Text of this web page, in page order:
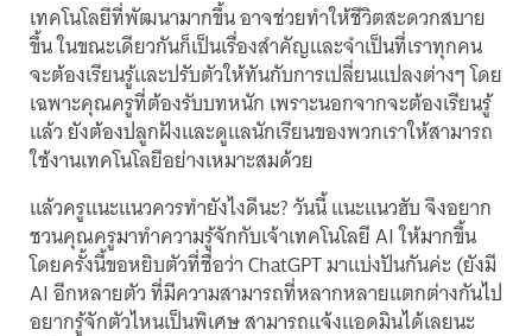
เทคโนโลยีที่พัฒนามากขึ้น อาจช่วยทำให้ชีวิตสะดวกสบาย
ขึ้น ในขณะเดียวกันก็เป็นเรื่องสำคัญและจำเป็นที่เราทุกคน
จะต้องเรียนรู้และปรับตัวให้ทันกับการเปลี่ยนแปลงต่างๆ โดย
เฉพาะคุณครูที่ต้องรับบทหนัก เพราะนอกจากจะต้องเรียนรู้
แล้ว ยังต้องปลูกฝังและดูแลนักเรียนของพวกเราให้สามารถ
ใช้งานเทคโนโลยีอย่างเหมาะสมด้วย
แล้วครูแนะแนวควรทำยังไงดีนะ? วันนี้ แนะแนวฮับ จึงอยาก
ชวนคุณครูมาทำความรู้จักกับเจ้าเทคโนโลยี AI ให้มากขึ้น
โดยครั้งนี้ขอหยิบตัวที่ชื่อว่า ChatGPT มาแบ่งปันกันค่ะ (ยังมี
AI อีกหลายตัว ที่มีความสามารถที่หลากหลายแตกต่างกันไป
อยากรู้จักตัวไหนเป็นพิเศษ สามารถแจ้งแอดมินได้เลยนะ